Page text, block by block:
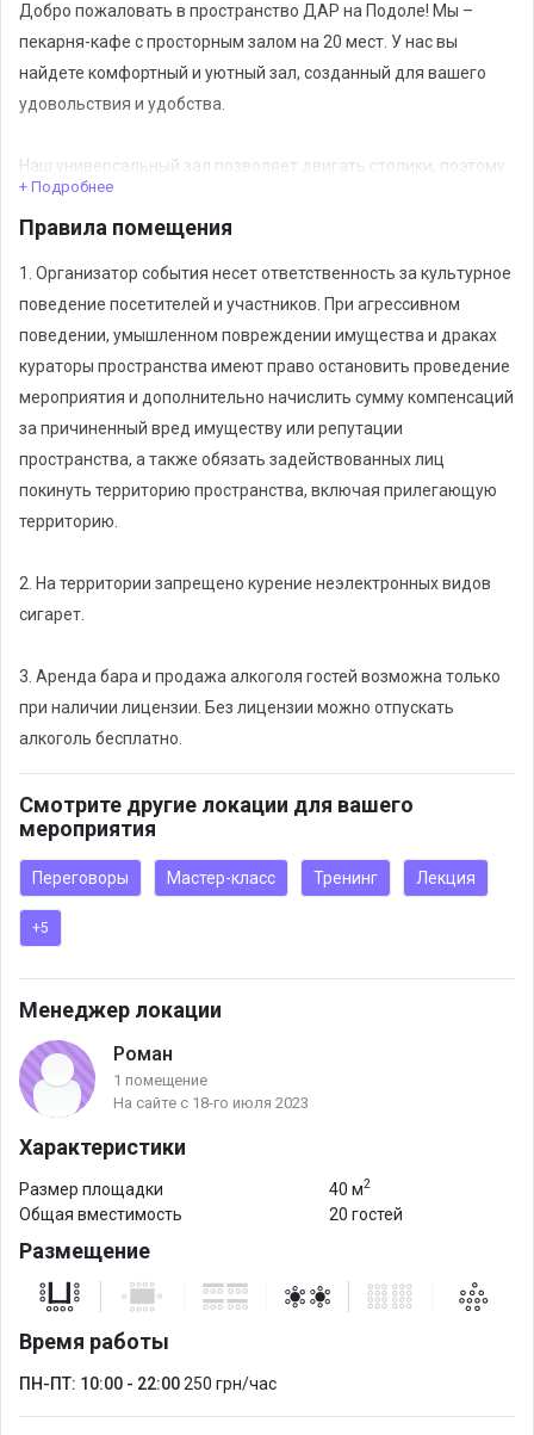
Добро пожаловать в пространство ДАР на Подоле! Мы –
пекарня-кафе с просторным залом на 20 мест. У нас вы
найдете комфортный и уютный зал, созданный для вашего
удовольствия и удобства.
Наш универсальный зал позволяет двигать столики, поэтому
вы можете легко настроить пространство под себя.
Особенностью ДАР является наша собственная пекарня, где
+ Подробнее
Правила помещения
1. Организатор события несет ответственность за культурное
поведение посетителей и участников. При агрессивном
поведении, умышленном повреждении имущества и драках
кураторы пространства имеют право остановить проведение
мероприятия и дополнительно начислить сумму компенсаций
за причиненный вред имуществу или репутации
пространства, а также обязать задействованных лиц
покинуть территорию пространства, включая прилегающую
территорию.
2. На территории запрещено курение неэлектронных видов
сигарет.
3. Аренда бара и продажа алкоголя гостей возможна только
при наличии лицензии. Без лицензии можно отпускать
алкоголь бесплатно.
Смотрите другие локации для вашего
мероприятия
Переговоры Мастер-класс Тренинг Лекция
+5
Менеджер локации
Роман
1 помещение
На сайте с 18-го июля 2023
Характеристики
Размер площадки 40 м2
Общая вместимость 20 гостей
Размещение
Время работы
ПН-ПТ: 10:00 - 22:00250 грн/час